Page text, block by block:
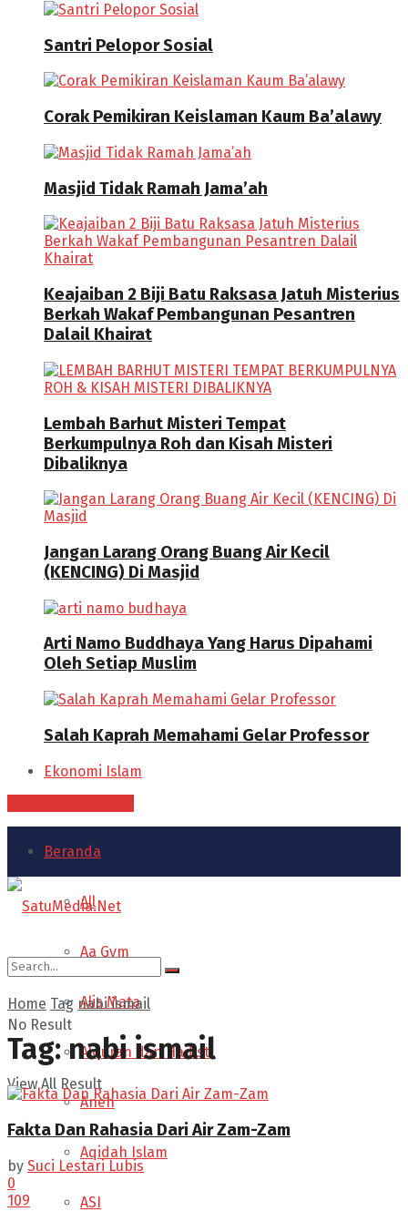
Santri Pelopor Sosial
Corak Pemikiran Keislaman Kaum Ba’alawy
Masjid Tidak Ramah Jama’ah
Keajaiban 2 Biji Batu Raksasa Jatuh Misterius
Berkah Wakaf Pembangunan Pesantren
Dalail Khairat
Lembah Barhut Misteri Tempat
Berkumpulnya Roh dan Kisah Misteri
Dibaliknya
Jangan Larang Orang Buang Air Kecil
(KENCING) Di Masjid
Arti Namo Buddhaya Yang Harus Dipahami
Oleh Setiap Muslim
Salah Kaprah Memahami Gelar Professor
Ekonomi Islam
Beranda
All
Aa Gym
Alis Mata
Alquran dan Hadist
Aneh
Aqidah Islam
ASI
No Result
View All Result
Home Tag nabi ismail
Tag:nabi ismail
Fakta Dan Rahasia Dari Air Zam-Zam
by Suci Lestari Lubis
0
109